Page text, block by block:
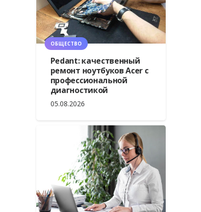
ОБЩЕСТВО
Pedant: качественный
ремонт ноутбуков Acer с
профессиональной
диагностикой
05.08.2026